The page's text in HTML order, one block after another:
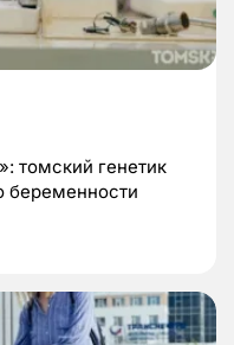
томский генетик
беременности